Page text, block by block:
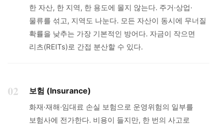
한 자산, 한 지역, 한 용도에 몰지 않는다. 주거·상업·
물류를 섞고, 지역도 나눈다. 모든 자산이 동시에 무너질
확률을 낮추는 가장 기본적인 방어다. 자금이 작으면
리츠(REITs)로 간접 분산할 수 있다.
02 보험 (Insurance)
화재·재해·임대료 손실 보험으로 운영위험의 일부를
보험사에 전가한다. 비용이 들지만, 한 번의 사고로